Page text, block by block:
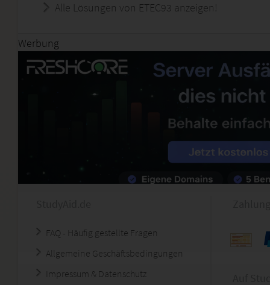
Alle Lösungen von ETEC93 anzeigen!
Werbung
FAQ - Häufig gestellte Fragen
Allgemeine Geschäftsbedingungen
Impressum & Datenschutz